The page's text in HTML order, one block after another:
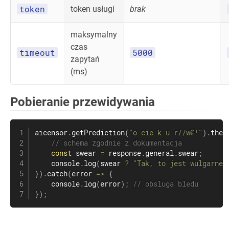
token token usługi brak
timeout
maksymalny
czas
zapytań
(ms)
5000
Pobieranie przewidywania
aicensor.getPrediction( "o cie k u r//w@!" ) .then
// schema zgodnie z dokumentacja
const swear = response.general.swear;
    console
.log(swear ?
"Tak, to jest
}) .catch(error => {
    console
.log(error) ;
// obsluga bledu
}) ;